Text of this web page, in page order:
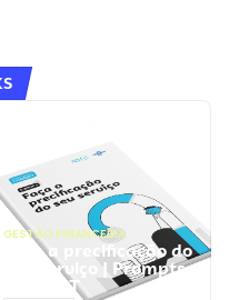
GESTÃO FINANCEIRA
Faça a precificação do
seu serviço | Prompts
ChatGPT